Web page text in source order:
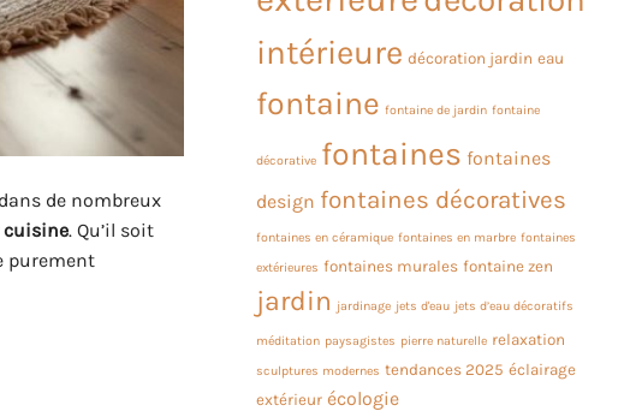
de nombreux
cuisine. Qu’il soit
purement
intérieure décoration jardin eau
fontaine fontaine de jardin fontaine
décorative fontaines fontaines
design fontaines décoratives
fontaines en céramique fontaines en marbre fontaines
extérieures fontaines murales fontaine zen
jardin jardinage jets d'eau jets d’eau décoratifs
méditation paysagistes pierre naturelle relaxation
sculptures modernes tendances 2025 éclairage
extérieur écologie